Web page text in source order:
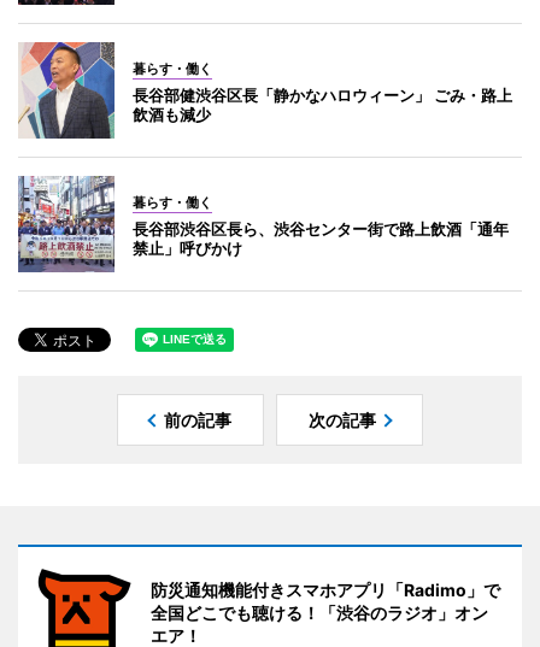
暮らす・働く
長谷部健渋谷区長「静かなハロウィーン」 ごみ・路上
飲酒も減少
暮らす・働く
長谷部渋谷区長ら、渋谷センター街で路上飲酒「通年
禁止」呼びかけ
前の記事 次の記事
防災通知機能付きスマホアプリ「Radimo」で
全国どこでも聴ける！「渋谷のラジオ」オン
エア！